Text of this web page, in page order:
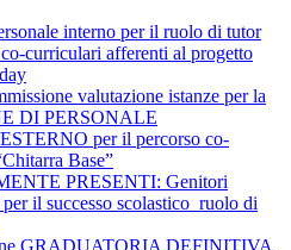
interno per il ruolo di tutor
curriculari afferenti al progetto
valutazione istanze per la
DI PERSONALE
per il percorso co-
Base”
PRESENTI: Genitori
il successo scolastico_ruolo di